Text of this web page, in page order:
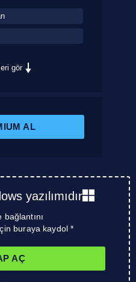
gör
AL
yazılımıdır
buraya kaydol *
AÇ